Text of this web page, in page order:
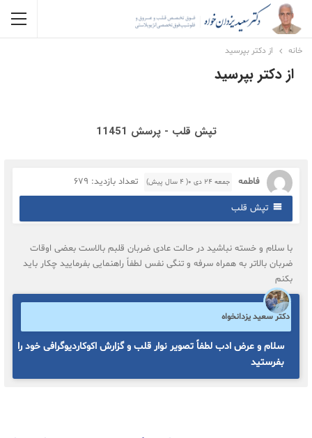
خانه از دکتر بپرسید
از دکتر بپرسید
تپش قلب - پرسش 11451
فاطمه جمعه ۲۴ دی ۰( 4 سال پیش) تعداد بازدید: 679
تپش قلب
با سلام و خسته نباشید در حالت عادی ضربان قلبم بالاست بعضی اوقات
ضربان بالاتر به همراه سرفه و تنگی نفس لطفاً راهنمایی بفرمایید چکار باید
بکنم
دکتر سعید یزدانخواه
سلام و عرض ادب لطفاً تصویر نوار قلب و گزارش اکوکاردیوگرافی خود را
بفرستید